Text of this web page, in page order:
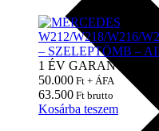
1 ÉV GARANCIA!
50.000 Ft + ÁFA
63.500 Ft brutto
Kosárba teszem